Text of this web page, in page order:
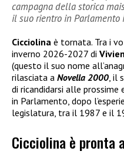
campagna della storica
il suo rientro in
Cicciolina è tornata. Tra i
inverno 2026-2027 di
(questo il suo nome
rilasciata a Novella 2000 , il
di ricandidarsi alle
in Parlamento, dopo
legislatura, tra il 1987 e il
Cicciolina è pronta